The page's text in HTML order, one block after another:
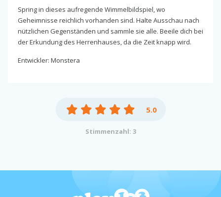
Spring in dieses aufregende Wimmelbildspiel, wo
Geheimnisse reichlich vorhanden sind. Halte Ausschau nach
nützlichen Gegenständen und sammle sie alle. Beeile dich bei
der Erkundung des Herrenhauses, da die Zeit knapp wird.
Entwickler: Monstera
5.0
Stimmenzahl: 3